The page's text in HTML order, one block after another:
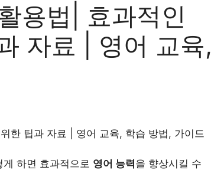
용법| 효과적인
자료 | 영어 교육,
한 팁과 자료 | 영어 교육, 학습 방법, 가이드
하면 효과적으로 영어 능력을 향상시킬 수